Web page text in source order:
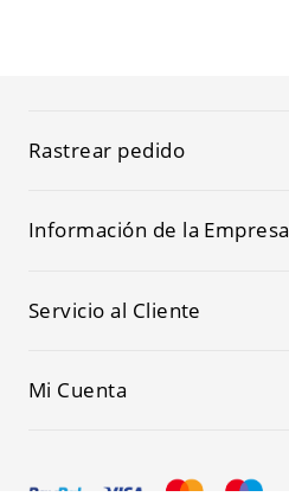
Rastrear pedido
Información de la Empresa
Servicio al Cliente
Mi Cuenta